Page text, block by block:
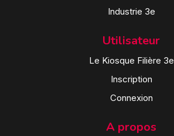
Industrie 3e
Utilisateur
Le Kiosque Filière 3e
Inscription
Connexion
A propos